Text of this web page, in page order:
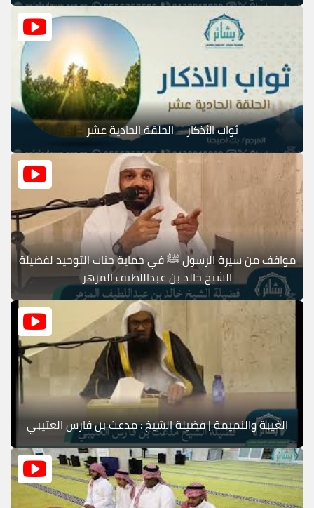
ثواب الأذكار – الحلقة الحادية عشر –
مواقف من سيرة الرسول ﷺ في حماية جناب التوحيد لفضيلة
الشيخ خالد بن عبداللطيف المزهر
الغيبة والنميمة | فضيلة الشيخ : مدعث بن فارس العتيبي